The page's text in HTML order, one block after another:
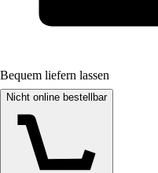
Bequem liefern lassen
Nicht online bestellbar